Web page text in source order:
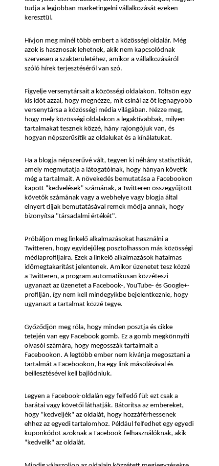
tudja a legjobban marketingelni vállalkozását ezeken
keresztül.
Hívjon meg minél több embert a közösségi oldalár. Még
azok is hasznosak lehetnek, akik nem kapcsolódnak
szervesen a szakterületéhez, amikor a vállalkozásáról
szóló hírek terjesztéséről van szó.
Figyelje versenytársait a közösségi oldalakon. Töltsön egy
kis időt azzal, hogy megnézze, mit csinál az öt legnagyobb
versenytársa a közösségi média világában. Nézze meg,
hogy mely közösségi oldalakon a legaktívabbak, milyen
tartalmakat tesznek közzé, hány rajongójuk van, és
hogyan népszerűsítik az oldalukat és a kínálatukat.
Ha a blogja népszerűvé vált, tegyen ki néhány statisztikát,
amely megmutatja a látogatóinak, hogy hányan követik
még a tartalmait. A növekedés bemutatása a Facebookon
kapott "kedvelések" számának, a Twitteren összegyűjtött
követők számának vagy a webhelye vagy blogja által
elnyert díjak bemutatásával remek módja annak, hogy
bizonyítsa "társadalmi értékét".
Próbáljon meg linkelő alkalmazásokat használni a
Twitteren, hogy egyidejűleg posztolhasson más közösségi
médiaprofiljaira. Ezek a linkelő alkalmazások hatalmas
időmegtakarítást jelentenek. Amikor üzenetet tesz közzé
a Twitteren, a program automatikusan közzéteszi
ugyanazt az üzenetet a Facebook-, YouTube- és Google+-
profilján, így nem kell mindegyikbe bejelentkeznie, hogy
ugyanazt a tartalmat közzé tegye.
Győződjön meg róla, hogy minden posztja és cikke
tetején van egy Facebook gomb. Ez a gomb megkönnyíti
olvasói számára, hogy megosszák tartalmait a
Facebookon. A legtöbb ember nem kívánja megosztani a
tartalmát a Facebookon, ha egy link másolásával és
beillesztésével kell bajlódniuk.
Legyen a Facebook-oldalán egy felfedő fül: ezt csak a
barátai vagy követői láthatják. Bátorítsa az embereket,
hogy "kedveljék" az oldalát, hogy hozzáférhessenek
ehhez az egyedi tartalomhoz. Például felfedhet egy egyedi
kuponkódot azoknak a Facebook-felhasználóknak, akik
"kedvelik" az oldalát.